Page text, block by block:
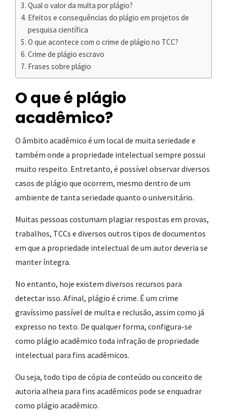
Qual o valor da multa por plágio?
Efeitos e consequências do plágio em projetos de
pesquisa científica
O que acontece com o crime de plágio no TCC?
Crime de plágio escravo
Frases sobre plágio
O que é plágio
acadêmico?
O âmbito acadêmico é um local de muita seriedade e
também onde a propriedade intelectual sempre possui
muito respeito. Entretanto, é possível observar diversos
casos de plágio que ocorrem, mesmo dentro de um
ambiente de tanta seriedade quanto o universitário.
Muitas pessoas costumam plagiar respostas em provas,
trabalhos, TCCs e diversos outros tipos de documentos
em que a propriedade intelectual de um autor deveria se
manter íntegra.
No entanto, hoje existem diversos recursos para
detectar isso. Afinal, plágio é crime. É um crime
gravíssimo passível de multa e reclusão, assim como já
expresso no texto. De qualquer forma, configura-se
como plágio acadêmico toda infração de propriedade
intelectual para fins acadêmicos.
Ou seja, todo tipo de cópia de conteúdo ou conceito de
autoria alheia para fins acadêmicos pode se enquadrar
como plágio acadêmico.